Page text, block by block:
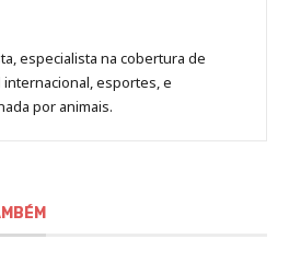
especialista na cobertura de
esportes, e
por animais.